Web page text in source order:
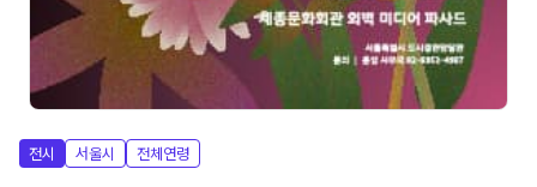
전시 서울시 전체연령